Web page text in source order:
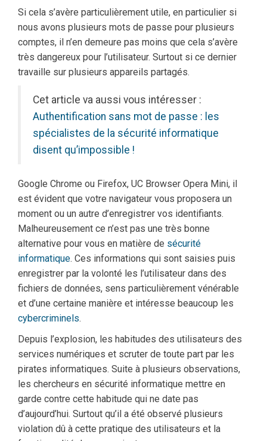
Si cela s’avère particulièrement utile, en particulier si
nous avons plusieurs mots de passe pour plusieurs
comptes, il n’en demeure pas moins que cela s’avère
très dangereux pour l’utilisateur. Surtout si ce dernier
travaille sur plusieurs appareils partagés.
Cet article va aussi vous intéresser :
Authentification sans mot de passe : les
spécialistes de la sécurité informatique
disent qu’impossible !
Google Chrome ou Firefox, UC Browser Opera Mini, il
est évident que votre navigateur vous proposera un
moment ou un autre d’enregistrer vos identifiants.
Malheureusement ce n’est pas une très bonne
alternative pour vous en matière de sécurité
informatique. Ces informations qui sont saisies puis
enregistrer par la volonté les l’utilisateur dans des
fichiers de données, sens particulièrement vénérable
et d’une certaine manière et intéresse beaucoup les
cybercriminels.
Depuis l’explosion, les habitudes des utilisateurs des
services numériques et scruter de toute part par les
pirates informatiques. Suite à plusieurs observations,
les chercheurs en sécurité informatique mettre en
garde contre cette habitude qui ne date pas
d’aujourd’hui. Surtout qu’il a été observé plusieurs
violation dû à cette pratique des utilisateurs et la